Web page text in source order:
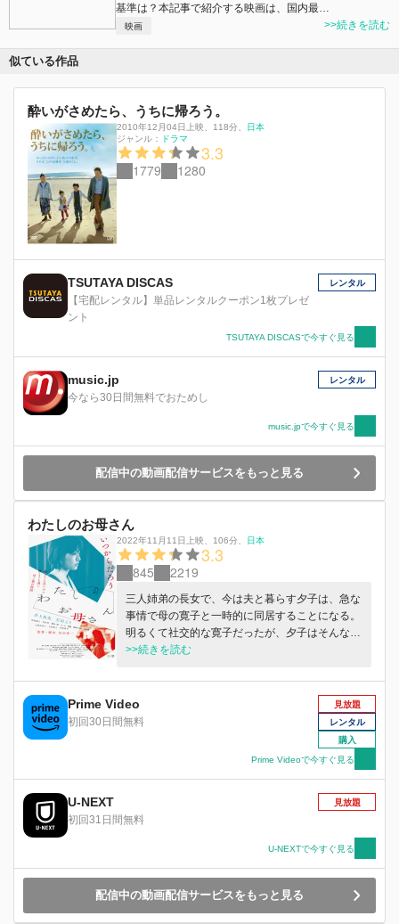
基準は？本記事で紹介する映画は、国内最…
映画 >>続きを読む
似ている作品
酔いがさめたら、うちに帰ろう。
2010年12月04日上映 118分
日本
ジャンル：
ドラマ
3.3
1779 1280
TSUTAYA DISCAS
【宅配レンタル】単品レンタルクーポン1枚プレゼ
ント
レンタル
TSUTAYA DISCASで今すぐ見る
music.jp
今なら30日間無料でおためし
レンタル
music.jpで今すぐ見る
配信中の動画配信サービスをもっと見る
わたしのお母さん
2022年11月11日上映 106分 日本
3.3
845 2219
三人姉弟の長女で、今は夫と暮らす夕子は、急な
事情で母の寛子と一時的に同居することになる。
明るくて社交的な寛子だったが、夕子はそんな母
のことがずっと苦手だった。不安を抱えたまま同
動に、もやもやした気持ちを抑えきれない夕子。
そんなある日、ふたりの関係を揺るがす出来事が
――。
>>続きを読む
Prime Video
初回30日間無料
見放題
レンタル
購入
Prime Videoで今すぐ見る
U-NEXT
初回31日間無料
見放題
U-NEXTで今すぐ見る
配信中の動画配信サービスをもっと見る